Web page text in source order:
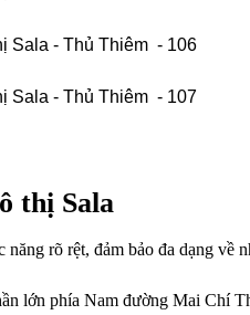
thị Sala
rõ rệt, đảm bảo đa dạng về
lớn phía Nam đường Mai Chí